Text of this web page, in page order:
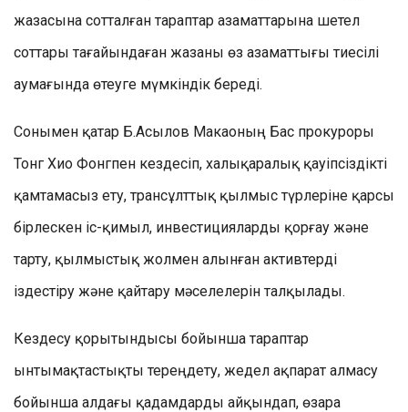
жазасына сотталған тараптар азаматтарына шетел
соттары тағайындаған жазаны өз азаматтығы тиесілі
аумағында өтеуге мүмкіндік береді.
Сонымен қатар Б.Асылов Макаоның Бас прокуроры
Тонг Хио Фонгпен кездесіп, халықаралық қауіпсіздікті
қамтамасыз ету, трансұлттық қылмыс түрлеріне қарсы
бірлескен іс-қимыл, инвестицияларды қорғау және
тарту, қылмыстық жолмен алынған активтерді
іздестіру және қайтару мәселелерін талқылады.
Кездесу қорытындысы бойынша тараптар
ынтымақтастықты тереңдету, жедел ақпарат алмасу
бойынша алдағы қадамдарды айқындап, өзара